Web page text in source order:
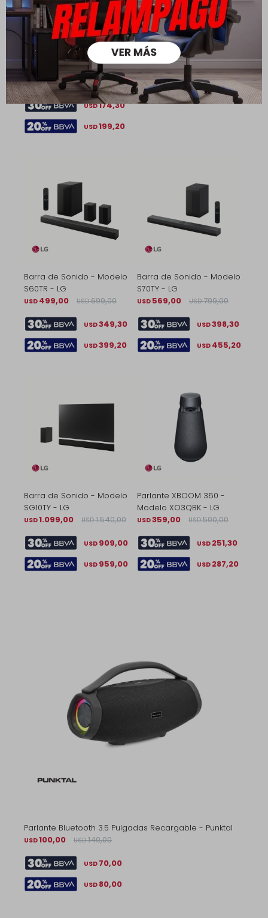
Minicomponente XBOOM Negro - Modelo CK43N - LG
USD249,00 USD 349,00
USD174,30
USD199,20
Barra de Sonido - Modelo
S60TR - LG
USD 499,00 USD 699,00
USD349,30
USD399,20
Barra de Sonido - Modelo
S70TY - LG
USD 569,00 USD 799,00
USD398,30
USD 455,20
Barra de Sonido - Modelo
SG10TY - LG
USD1.099,00 USD 1.540,00
USD 909,00
USD 959,00
Parlante XBOOM 360 -
Modelo XO3QBK - LG
USD359,00 USD 500,00
USD 251,30
USD 287,20
Parlante Bluetooth 3.5 Pulgadas Recargable - Punktal
USD100,00 USD 140,00
USD 70,00
USD 80,00